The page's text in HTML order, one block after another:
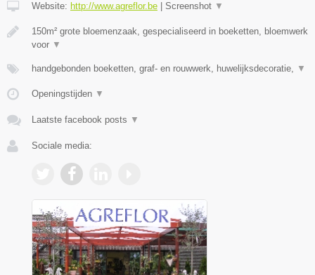
Website: http://www.agreflor.be Screenshot ▼
150m² grote bloemenzaak, gespecialiseerd in boeketten, bloemwerk
voor ▼
handgebonden boeketten, graf- en rouwwerk, huwelijksdecoratie, ▼
Openingstijden ▼
Laatste facebook posts ▼
Sociale media: